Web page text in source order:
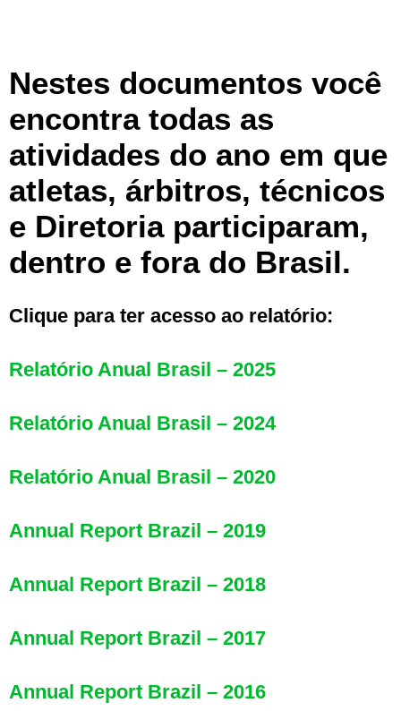
Nestes documentos você
encontra todas as
atividades do ano em que
atletas, árbitros, técnicos
e Diretoria participaram,
dentro e fora do Brasil.
Clique para ter acesso ao relatório:
Relatório Anual Brasil – 2025
Relatório Anual Brasil – 2024
Relatório Anual Brasil – 2020
Annual Report Brazil – 2019
Annual Report Brazil – 2018
Annual Report Brazil – 2017
Annual Report Brazil – 2016